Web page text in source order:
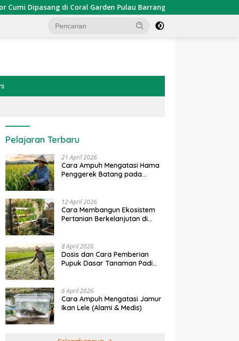
di Coral Garden Pulau Barrang Caddi
Penerapan IoT dalam
Pertanian Modern di Indonesia
Ekonomi Sumber Daya Lahan:
Pelajaran Terbaru
21 April 2026
Cara Ampuh Mengatasi Hama
Penggerek Batang pada
12 April 2026
Cara Membangun Ekosistem
Pertanian Berkelanjutan di
8 April 2026
Dosis dan Cara Pemberian
Pupuk Dasar Tanaman Padi
6 April 2026
Cara Ampuh Mengatasi Jamur
Ikan Lele (Alami & Medis)